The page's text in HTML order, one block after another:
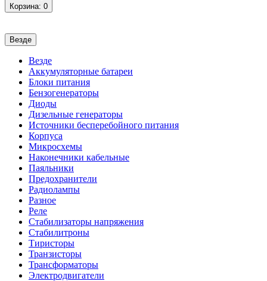
Корзина: 0
Везде
Везде
Аккумуляторные батареи
Блоки питания
Бензогенераторы
Диоды
Дизельные генераторы
Источники бесперебойного питания
Корпуса
Микросхемы
Наконечники кабельные
Паяльники
Предохранители
Радиолампы
Разное
Реле
Стабилизаторы напряжения
Стабилитроны
Тиристоры
Транзисторы
Трансформаторы
Электродвигатели